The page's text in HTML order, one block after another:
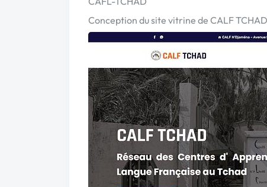
Conception du site vitrine de CALF TCHAD